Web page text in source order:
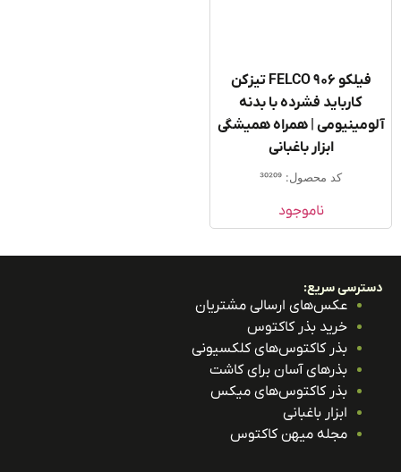
فیلکو FELCO 906 تیزکن
کارباید فشرده با بدنه
| همراه همیشگی
ابزار باغبانی
کد محصول: 30209
ناموجود
سریع:
عکس‌های ارسالی مشتریان
خرید بذر کاکتوس
بذر کاکتوس‌های کلکسیونی
بذرهای آسان برای کاشت
بذر کاکتوس‌های میکس
ابزار باغبانی
مجله میهن کاکتوس